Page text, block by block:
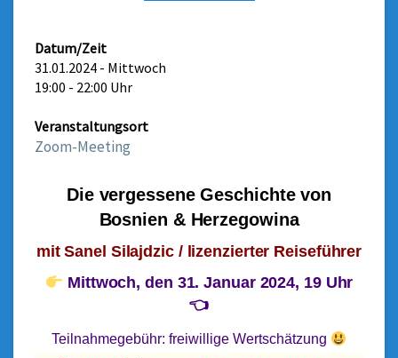
S
O
C
E
M
T
C
Datum/Zeit
31.01.2024 - Mittwoch
19:00 - 22:00 Uhr
Veranstaltungsort
Zoom-Meeting
Die vergessene Geschichte von
Bosnien & Herzegowina
mit Sanel Silajdzic / lizenzierter Reiseführer
Mittwoch, den 31. Januar 2024, 19 Uhr
👈
Teilnahmegebühr: freiwillige Wertschätzung